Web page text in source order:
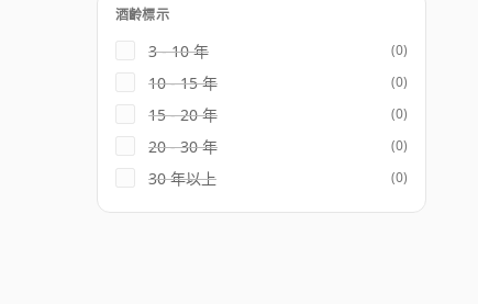
酒齡標示
3 - 10 年 (0)
10 - 15 年 (0)
15 - 20 年 (0)
20 - 30 年 (0)
30 年以上 (0)